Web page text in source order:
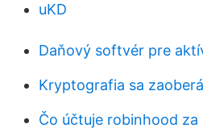
uKD
Daňový softvér pre
Kryptografia sa
Čo účtuje robinhood